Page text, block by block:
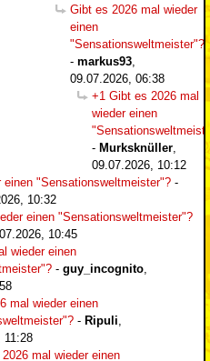
Gibt es 2026 mal wieder
einen
"Sensationsweltmeister"?
- markus93
09.07.2026, 06:38
+1 Gibt es 2026 mal
wieder einen
- Murksknüller
09.07.2026, 10:12
"Sensationsweltmeister"? -
10:32
einen "Sensationsweltmeister"?
10:45
wieder einen
- guy_incognito
mal wieder einen
- Ripuli
11:28
mal wieder einen